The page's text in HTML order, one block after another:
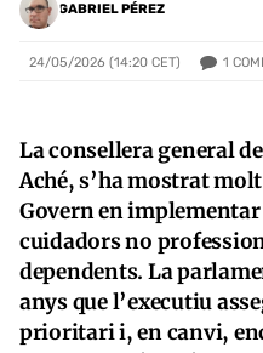
GABRIEL PÉREZ
24/05/2026 (14:20 CET) 1
La consellera general
Aché, s’ha mostrat
Govern en
cuidadors no
dependents. La
anys que l’executiu
prioritari i, en canvi,